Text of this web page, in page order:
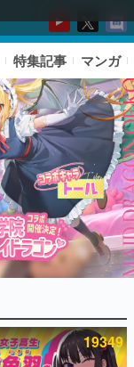
特集記事 マンガ
19349